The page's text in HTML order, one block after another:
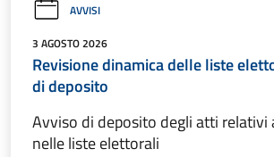
AVVISI
3 AGOSTO 2026
Revisione dinamica delle liste
di deposito
Avviso di deposito degli atti relativi
nelle liste elettorali